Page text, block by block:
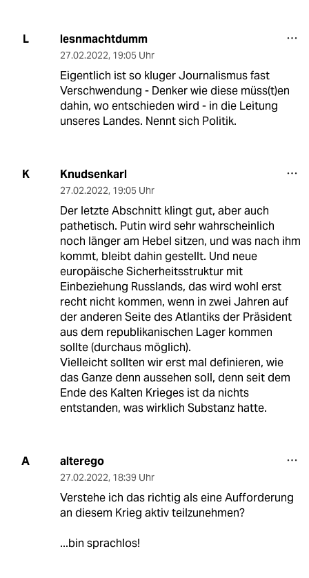
L lesnmachtdumm
27.02.2022, 19:05 Uhr
Eigentlich ist so kluger Journalismus fast
Verschwendung - Denker wie diese müss(t)en
dahin, wo entschieden wird - in die Leitung
unseres Landes. Nennt sich Politik.
K Knudsenkarl
27.02.2022, 19:05 Uhr
Der letzte Abschnitt klingt gut, aber auch
pathetisch. Putin wird sehr wahrscheinlich
noch länger am Hebel sitzen, und was nach ihm
kommt, bleibt dahin gestellt. Und neue
europäische Sicherheitsstruktur mit
Einbeziehung Russlands, das wird wohl erst
recht nicht kommen, wenn in zwei Jahren auf
der anderen Seite des Atlantiks der Präsident
aus dem republikanischen Lager kommen
sollte (durchaus möglich).
Vielleicht sollten wir erst mal definieren, wie
das Ganze denn aussehen soll, denn seit dem
Ende des Kalten Krieges ist da nichts
entstanden, was wirklich Substanz hatte.
A alterego
27.02.2022, 18:39 Uhr
Verstehe ich das richtig als eine Aufforderung
an diesem Krieg aktiv teilzunehmen?
...bin sprachlos!